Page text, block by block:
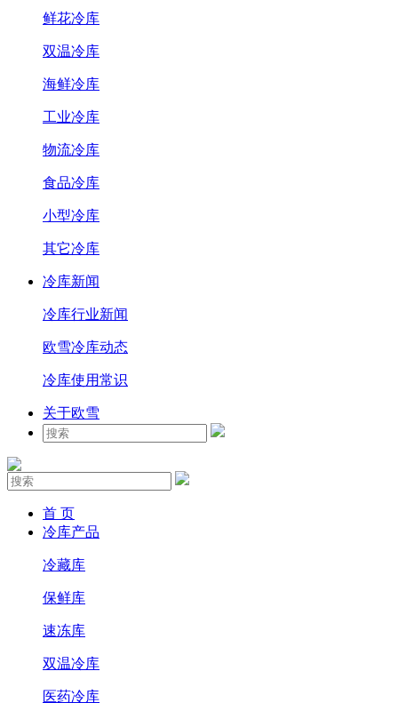
鲜花冷库
双温冷库
海鲜冷库
工业冷库
物流冷库
食品冷库
小型冷库
其它冷库
冷库新闻
冷库行业新闻
欧雪冷库动态
冷库使用常识
关于欧雪
首 页
冷库产品
冷藏库
保鲜库
速冻库
双温冷库
医药冷库